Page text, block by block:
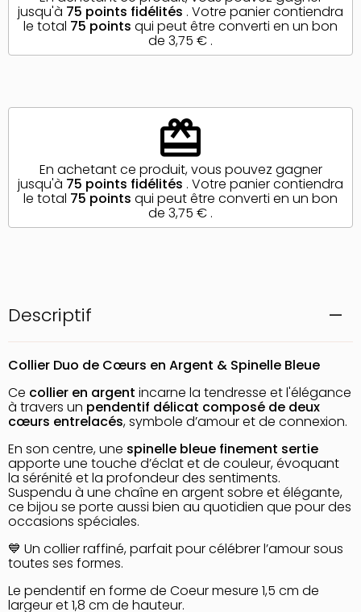
Descriptif
Collier Duo de Cœurs en Argent & Spinelle Bleue
Ce collier en argent incarne la tendresse et l'élégance
à travers un pendentif délicat composé de deux
cœurs entrelacés, symbole d’amour et de connexion.
En son centre, une spinelle bleue finement sertie
apporte une touche d’éclat et de couleur, évoquant
la sérénité et la profondeur des sentiments.
Suspendu à une chaîne en argent sobre et élégante,
ce bijou se porte aussi bien au quotidien que pour des
occasions spéciales.
💙 Un collier raffiné, parfait pour célébrer l’amour sous
toutes ses formes.
Le pendentif en forme de Coeur mesure 1,5 cm de
largeur et 1,8 cm de hauteur.
jusqu'à 75 points fidélités . Votre panier contiendra
le total 75 points qui peut être converti en un bon
de 3,75 € .
redeem
En achetant ce produit, vous pouvez gagner
jusqu'à 75 points fidélités . Votre panier contiendra
le total 75 points qui peut être converti en un bon
de 3,75 € .